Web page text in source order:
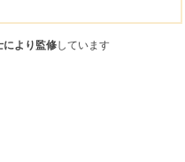
により監修しています